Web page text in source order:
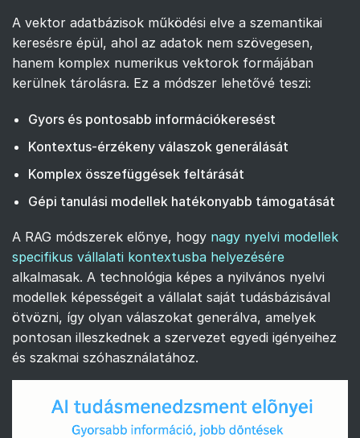
A vektor adatbázisok működési elve a szemantikai
keresésre épül, ahol az adatok nem szövegesen,
hanem komplex numerikus vektorok formájában
kerülnek tárolásra. Ez a módszer lehetővé teszi:
Gyors és pontosabb információkeresést
Kontextus-érzékeny válaszok generálását
Komplex összefüggések feltárását
Gépi tanulási modellek hatékonyabb támogatását
A RAG módszerek előnye, hogy nagy nyelvi modellek
specifikus vállalati kontextusba helyezésére
alkalmasak. A technológia képes a nyilvános nyelvi
modellek képességeit a vállalat saját tudásbázisával
ötvözni, így olyan válaszokat generálva, amelyek
pontosan illeszkednek a szervezet egyedi igényeihez
és szakmai szóhasználatához.